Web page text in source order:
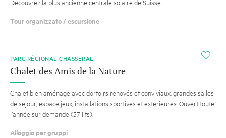
Découvrez la plus ancienne centrale solaire de Suisse.
Tour organizzato / escursione
i
PARC RÉGIONAL CHASSERAL
Chalet des Amis de la Nature
Chalet bien aménagé avec dortoirs rénovés et conviviaux, grandes salles
de séjour, espace jeux, installations sportives et extérieures. Ouvert toute
l’année sur demande (57 lits).
Alloggio per gruppi